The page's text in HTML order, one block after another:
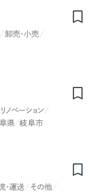
卸売・小売
リノベーション
県 岐阜市
・運送
その他